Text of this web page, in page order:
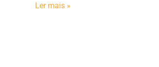
Ler mais »